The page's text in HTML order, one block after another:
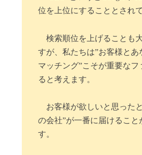
位を上位にすることとされ
検索順位を上げることも
すが、私たちは”お客様とあ
マッチング”こそが重要なフ
ると考えます。
お客様が欲しいと思った
の会社”が一番に届けること
す。